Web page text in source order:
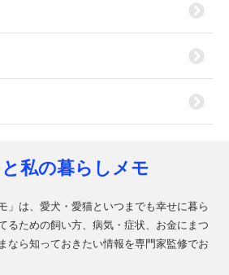
私の暮らしメモ
」は、愛犬・愛猫といつまでも幸せに暮ら
るための飼い方、病気・症状、お金にまつ
なら知っておきたい情報を専門家監修でお